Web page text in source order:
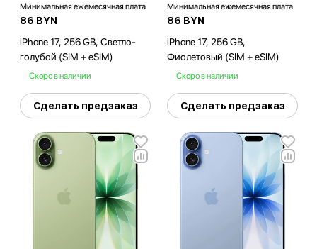
Минимальная ежемесячная плата
86 BYN
iPhone 17, 256 GB, Светло-
голубой (SIM + eSIM)
Скоро в наличии
Сделать предзаказ
Минимальная ежемесячная плата
86 BYN
iPhone 17, 256 GB,
Фиолетовый (SIM + eSIM)
Скоро в наличии
Сделать предзаказ